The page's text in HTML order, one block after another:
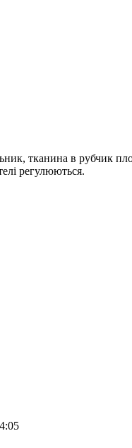
тканина в рубчик
регулюються.